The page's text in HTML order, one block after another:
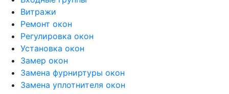
Витражи
Ремонт окон
Регулировка окон
Установка окон
Замер окон
Замена фурниртуры окон
Замена уплотнителя окон